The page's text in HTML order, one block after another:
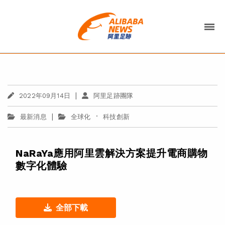
2022年09月14日 | 阿里足跡團隊
最新消息 | 全球化 · 科技創新
NaRaYa應用阿里雲解決方案提升電商購物
數字化體驗
全部下載